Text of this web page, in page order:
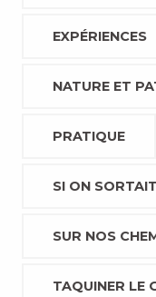
EXPÉRIENCES
NATURE ET
PRATIQUE
SI ON
SUR NOS
TAQUINER LE